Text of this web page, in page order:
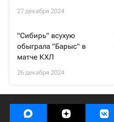
27 декабря 2024
"Сибирь" всухую
обыграла "Барыс" в
матче КХЛ
26 декабря 2024